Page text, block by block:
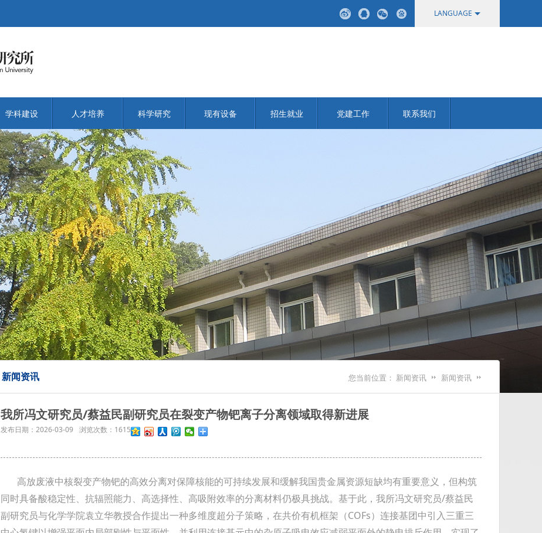
LANGUAGE
学科建设 人才培养 科学研究 现有设备 招生就业 党建工作 联系我们
新闻资讯
您当前位置： 新闻资讯 新闻资讯
我所冯文研究员/蔡益民副研究员在裂变产物钯离子分离领域取得新进展
发布日期： 2026-03-09 浏览次数： 1615
高放废液中核裂变产物钯的高效分离对保障核能的可持续发展和缓解我国贵金属资源短缺均有重要意义，但构筑
同时具备酸稳定性、抗辐照能力、高选择性、高吸附效率的分离材料仍极具挑战。基于此，我所冯文研究员/蔡益民
副研究员与化学学院袁立华教授合作提出一种多维度超分子策略，在共价有机框架（COFs）连接基团中引入三重三